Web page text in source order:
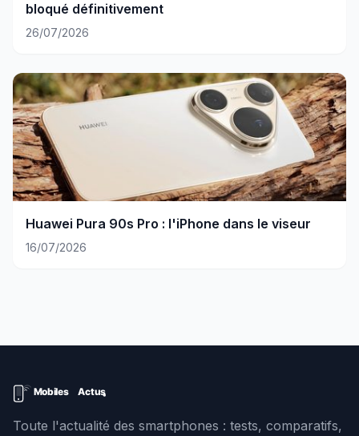
bloqué définitivement
26/07/2026
Huawei Pura 90s Pro : l'iPhone dans le viseur
16/07/2026
Toute l'actualité des smartphones : tests, comparatifs,